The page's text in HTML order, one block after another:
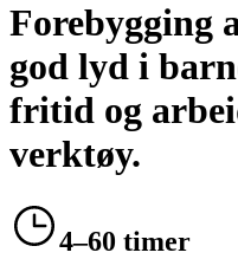
Forebygging
god lyd i
fritid og
verktøy.
4–60 timer